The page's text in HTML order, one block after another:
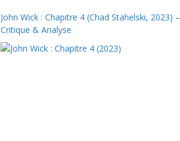
John Wick : Chapitre 4 (Chad Stahelski, 2023) –
Critique & Analyse